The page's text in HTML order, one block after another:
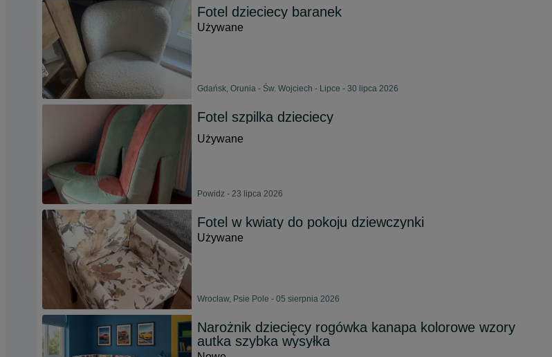
Fotel dzieciecy baranek
Używane
Gdańsk, Orunia - Św. Wojciech - Lipce - 30 lipca 2026
Fotel szpilka dzieciecy
Używane
Powidz - 23 lipca 2026
Fotel w kwiaty do pokoju dziewczynki
Używane
Wrocław, Psie Pole - 05 sierpnia 2026
Narożnik dziecięcy rogówka kanapa kolorowe wzory
autka szybka wysyłka